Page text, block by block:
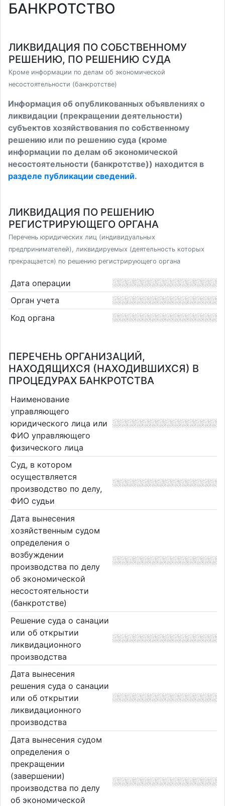
БАНКРОТСТВО
ЛИКВИДАЦИЯ ПО СОБСТВЕННОМУ
РЕШЕНИЮ, ПО РЕШЕНИЮ СУДА
Кроме информации по делам об экономической
несостоятельности (банкротстве)
Информация об опубликованных объявлениях о
ликвидации (прекращении деятельности)
субъектов хозяйствования по собственному
решению или по решению суда (кроме
информации по делам об экономической
несостоятельности (банкротстве)) находится в
разделе публикации сведений.
ЛИКВИДАЦИЯ ПО РЕШЕНИЮ
РЕГИСТРИРУЮЩЕГО ОРГАНА
Перечень юридических лиц (индивидуальных
предпринимателей), ликвидируемых (деятельность которых
прекращается) по решению регистрирующего органа
Дата операции
Орган учета
Код органа
ПЕРЕЧЕНЬ ОРГАНИЗАЦИЙ,
НАХОДЯЩИХСЯ (НАХОДИВШИХСЯ) В
ПРОЦЕДУРАХ БАНКРОТСТВА
Наименование
управляющего
юридического лица или
ФИО управляющего
физического лица
Суд, в котором
осуществляется
производство по делу,
ФИО судьи
Дата вынесения
хозяйственным судом
определения о
возбуждении
производства по делу
об экономической
несостоятельности
(банкротстве)
Решение суда о санации
или об открытии
ликвидационного
производства
Дата вынесения
решения суда о санации
или об открытии
ликвидационного
производства
Дата вынесения судом
определения о
прекращении
(завершении)
производства по делу
об экономической